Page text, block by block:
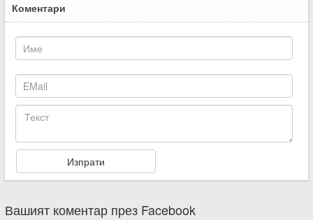
Коментари
Вашият коментар през Facebook